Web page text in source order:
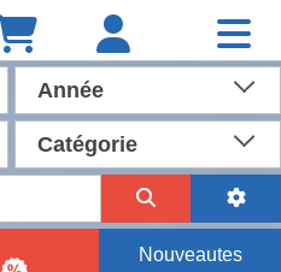
Année
Catégorie
Nouveautes